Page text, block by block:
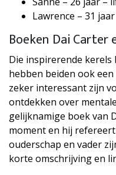
Lawrence – 31
Boeken Dai Carter
Die inspirerende kerels
hebben beiden ook
zeker interessant zijn
ontdekken over
gelijknamige boek van
moment en hij
ouderschap en vader
korte omschrijving en